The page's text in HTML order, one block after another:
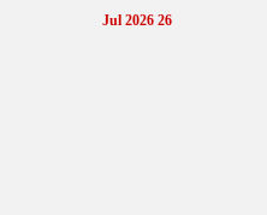
26 Jul 2026